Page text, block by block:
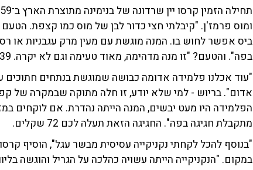
ומוס פרמז'ן. "קיבלתי חצי כדור לבן של מוס כמו קצפת.
ביס אפשר לחוש בו. המנה מוגשת עם מעין מרק עגבניות
בפה". והטעם? "זו מנה מדהימה, מאוד טעימה וגם לא יקרה. 39 שקלים בסך הכל.
"עוד אכלנו פלמידה אדומה כבושה שמוגשת בנתחים חתוכים
אדום". בריוש - למי שלא יודע, זו חלה מתוקה שבמקרה של
הפלמידה היו מעט יבשים, המנה הייתה נהדרת. אם לוקחים
מתקבלת חגיגה בפה". החגיגה הזאת תעלה לכם 72 שקלים.
"בנוסף להכל לקחתי נקניקייה עסיסית מבשר עגל", הוסיף
במקום. "הנקניקייה הייתה עשויה כהלכה על הגריל והוגשה